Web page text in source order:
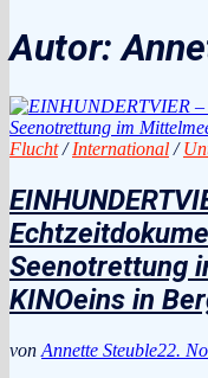
Autor:
Flucht/International /
Seenotrettung
KINOeins in
von Annette Steuble22.